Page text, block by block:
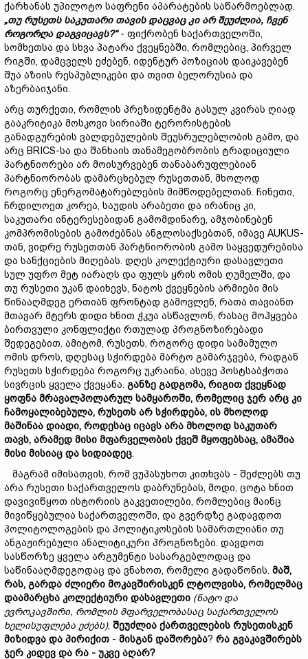
ქარხანას უპილოტო საფრენი აპარატების საწარმოებლად.
„თუ რუსეთს საკუთარი თავის დაცვაც კი არშეუძლია, ჩვენ
როგორღა დაგვიცავს?“- ფიქრობენ საქართველოში,
სომხეთსა და სხვა პატარა ქვეყნებში, რომლებიც, პირველ
რიგში, დამცველს ეძებენ. იდენტურ პოზიციას დაიკავებენ
შუა აზიის რესპუბლიკები და თვით ბელორუსია და
აზერბაიჯანი.
არც თურქეთი, რომლის პრეზიდენტმა გასულ კვირას ღიად
გააკრიტიკა მოსკოვი სირიაში ტერორისტების
განადგურების ვალდებულების შეუსრულებლობის გამო, და
არც BRICS-სა და შანხაის თანამეგობრობის ტრადიციული
პარტნიორები არ მოისურვებენ თანაბარუფლებიან
პარტნიორობას დამარცხებულ რუსეთთან, მხოლოდ
როგორც ენერგომატარებლების მიმწოდებელთან. ჩინეთი,
ჩრდილოეთ კორეა, საუდის არაბეთი და ირანიც კი,
საკუთარი ინტერესებიდან გამომდინარე, ამჯობინებენ
კომპრომისების გამოძებნას ანგლოსაქსებთან, იმავე AUKUS-
თან, ვიდრე რუსეთთან პარტნიორობის გამო საყვედურებისა
და სანქციების მიღებას. დღეს კოლექტიური დასავლეთი
სულ უფრო მეტ იარაღს და ფულს ყრის ომის ღუმელში, და
თუ რუსეთი უკან დაიხევს, ნატოს ქვეყნების არმიები მის
წინააღმდეგ ერთიან ფრონტად გამოვლენ, რათა თავიანთ
მთავარ მტერს დიდი ხნით ჭკუა ასწავლონ, რასაც მოჰყვება
ბირთვული კონფლიქტი რთულად პროგნოზირებადი
შედეგებით. ამიტომ, რუსეთს, როგორც დიდი სამამულო
ომის დროს, დღესაც სჭირდება მარტო გამარჯვება, რადგან
რუსეთს სჭირდება როგორც უკრაინა, ასევე პოსტსაბჭოთა
სივრცის ყველა ქვეყანა. განზე გადგომა, რიგით ქვეყნად
ყოფნა მრავალპოლარულ სამყაროში, რომელიც ჯერ არც კი
ჩამოყალიბებულა, რუსეთს არ სჭირდება, ის მხოლოდ
მაშინაა დიადი, როდესაც იცავს არა მხოლოდ საკუთარ
თავს, არამედ მისი მფარველობის ქვეშ მყოფებსაც, ამაშია
მისი მისიაც და სიდიადეც.
მაგრამ იმისათვის, რომ ვუპასუხოთ კითხვას - შეძლებს თუ
არა რუსეთი საქართველოს დაბრუნებას, მოდი, ცოტა ხნით
დავივიწყოთ ისტორიის გაკვეთილები, რომლებიც მაინც
მივიწყებულია საქართველოში, და გვერდზე გადავდოთ
პოლიტოლოგების და პოლიტიკოსების სამართლიანი თუ
ანგაჟირებული ანალიტიკური პროგნოზები. დავდოთ
სასწორზე ყველა არგუმენტი სასარგებლოდაც და
საწინააღმდეგოდაც და ვნახოთ, რომელი გადაწონის. მაშ,
რას, გარდა ძლიერი მოკავშირისკენ ლტოლვისა, რომელმაც
დაამარცხა კოლექტიური დასავლეთი (ნატო და
ევროკავშირი, რომლის მფარველობასაც საქართველოს
ხელისუფლება ეძებს), შეუძლია ქართველების რუსეთისკენ
მიზიდვა და პირიქით - მისგან დაშორება? რა გვაკავშირებს
ჯერ კიდევ და რა - უკვე აღარ?